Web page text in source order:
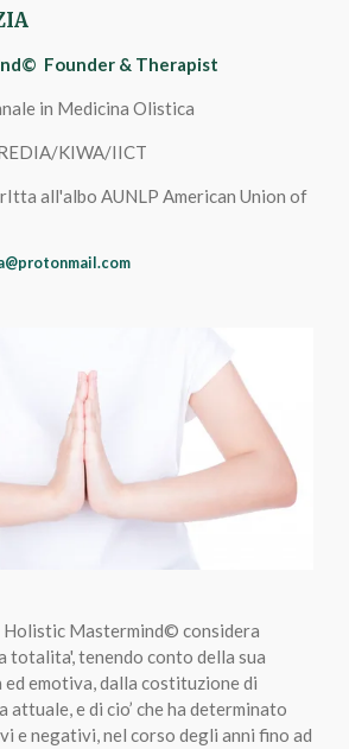
© Founder & Therapist
in Medicina Olistica
KIWA/IICT
all'albo AUNLP American Union of
Holistic Mastermind© considera
totalita', tenendo conto della sua
emotiva, dalla costituzione di
attuale, e di cio’ che ha determinato
e negativi, nel corso degli anni fino ad